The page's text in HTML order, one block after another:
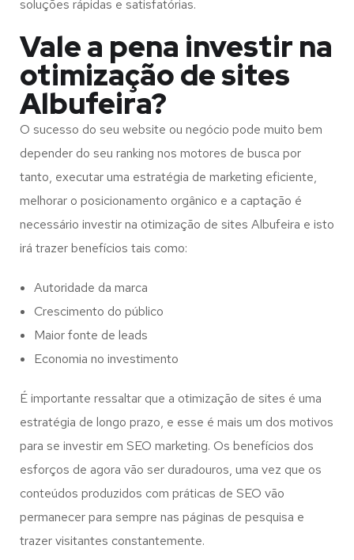
soluções rápidas e satisfatórias.
Vale a pena investir na
otimização de sites
Albufeira?
O sucesso do seu website ou negócio pode muito bem
depender do seu ranking nos motores de busca por
tanto, executar uma estratégia de marketing eficiente,
melhorar o posicionamento orgânico e a captação é
necessário investir na otimização de sites Albufeira e isto
irá trazer benefícios tais como:
Autoridade da marca
Crescimento do público
Maior fonte de leads
Economia no investimento
É importante ressaltar que a otimização de sites é uma
estratégia de longo prazo, e esse é mais um dos motivos
para se investir em SEO marketing. Os benefícios dos
esforços de agora vão ser duradouros, uma vez que os
conteúdos produzidos com práticas de SEO vão
permanecer para sempre nas páginas de pesquisa e
trazer visitantes constantemente.